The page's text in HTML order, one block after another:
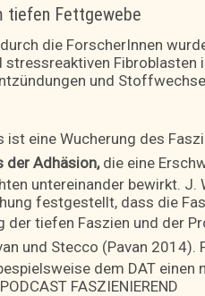
tiefen Fettgewebe
die ForscherInnen
Fibroblasten
und
ist eine Wucherung des
der Adhäsion,die eine
untereinander bewirkt. J.
festgestellt, dass die
der tiefen Faszien und der
und Stecco (Pavan 2014).
dem DAT einen
FASZIENIEREND